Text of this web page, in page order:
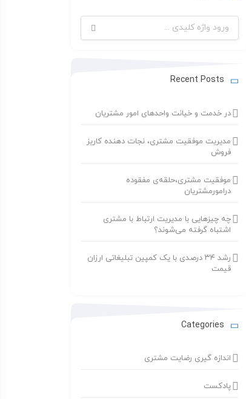
جستجو
برای:
Recent Posts
در خدمت و خیانت واحدهای امور مشتریان
مدیریت موفقیت مشتری، نجات دهنده کاریز
فروش
موفقیت مشتری،حلقه‌ی مفقوده
درامورمشتریان
چه چیزهایی با مدیریت ارتباط با مشتری
اشتباه گرفته می‌شوند؟
رشد ۳۴ درصدی با یک کمپین تبلیغاتی ارزان
قیمت
Categories
اندازه گیری رضایت مشتری
پادکست